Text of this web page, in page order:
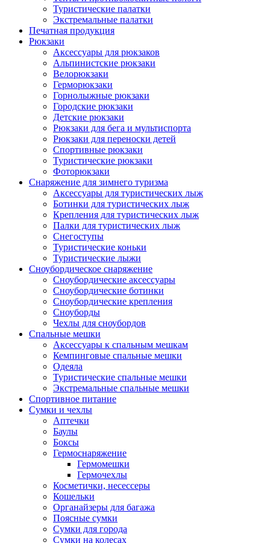
Туристические палатки
Экстремальные палатки
Печатная продукция
Рюкзаки
Аксессуары для рюкзаков
Альпинистские рюкзаки
Велорюкзаки
Герморюкзаки
Горнолыжные рюкзаки
Городские рюкзаки
Детские рюкзаки
Рюкзаки для бега и мультиспорта
Рюкзаки для переноски детей
Спортивные рюкзаки
Туристические рюкзаки
Фоторюкзаки
Снаряжение для зимнего туризма
Аксессуары для туристических лыж
Ботинки для туристических лыж
Крепления для туристических лыж
Палки для туристических лыж
Снегоступы
Туристические коньки
Туристические лыжи
Сноубордическое снаряжение
Сноубордические аксессуары
Сноубордические ботинки
Сноубордические крепления
Сноуборды
Чехлы для сноубордов
Спальные мешки
Аксессуары к спальным мешкам
Кемпинговые спальные мешки
Одеяла
Туристические спальные мешки
Экстремальные спальные мешки
Спортивное питание
Сумки и чехлы
Аптечки
Баулы
Боксы
Гермоснаряжение
Гермомешки
Гермочехлы
Косметички, несессеры
Кошельки
Органайзеры для багажа
Поясные сумки
Сумки для города
Сумки на колесах